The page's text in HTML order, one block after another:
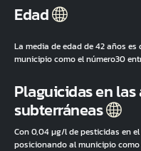
Edad
La media de edad de 42 años
municipio como el número30
Plaguicidas en las
subterráneas
Con 0,04 µg/l de pesticidas en
posicionando al municipio